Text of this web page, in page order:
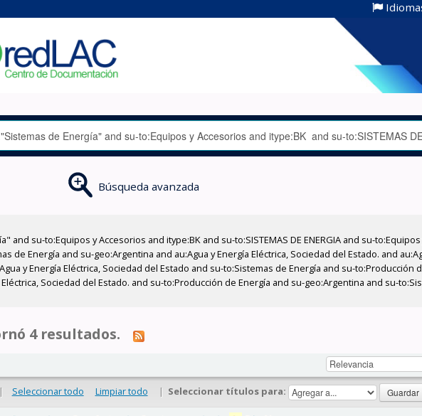
Búsqueda avanzada
su-to:Equipos y Accesorios and itype:BK and su-to:SISTEMAS DE ENERGIA and su-
de Energía and su-geo:Argentina and au:Agua y Energía Eléctrica, Sociedad del Estado. and
y Energía Eléctrica, Sociedad del Estado and su-to:Sistemas de Energía and su-to:Producción
Sociedad del Estado. and su-to:Producción de Energía and su-geo:Argentina and su-
4 resultados.
| Seleccionar todo Limpiar todo | Seleccionar títulos para: